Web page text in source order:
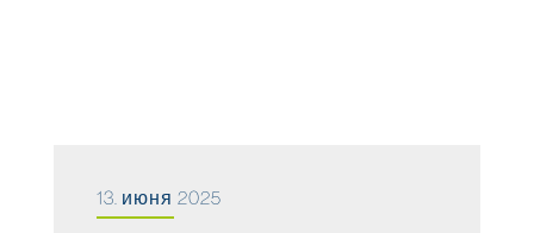
13. июня 2025